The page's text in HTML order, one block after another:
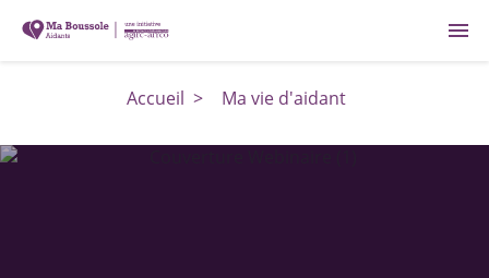
menu
Accueil > Ma vie d'aidant